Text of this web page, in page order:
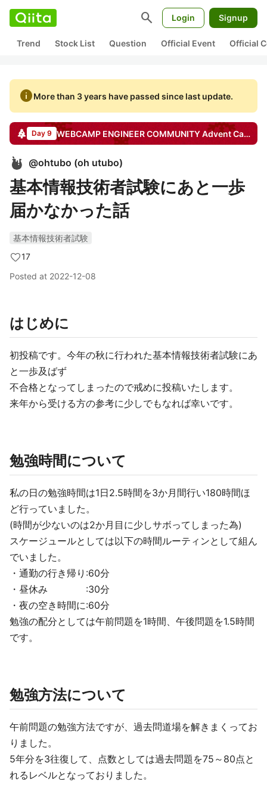
search Login Signup
Trend Stock List Question Official Event Official
infoMore than 3 years have passed since last update.
Day 9 WEBCAMP ENGINEER COMMUNITYAdvent Calendar
@ohtubo (oh utubo)
基本情報技術者試験にあと一歩
届かなかった話
基本情報技術者試験
17
Posted at 2022-12-08
はじめに
初投稿です。今年の秋に行われた基本情報技術者試験にあ
と一歩及ばず
不合格となってしまったので戒めに投稿いたします。
来年から受ける方の参考に少しでもなれば幸いです。
勉強時間について
私の日の勉強時間は1日2.5時間を3か月間行い180時間ほ
ど行っていました。
(時間が少ないのは2か月目に少しサボってしまった為)
スケージュールとしては以下の時間ルーティンとして組ん
でいました。
・通勤の行き帰り:60分
・昼休み :30分
・夜の空き時間に:60分
勉強の配分としては午前問題を1時間、午後問題を1.5時間
です。
勉強方法について
午前問題の勉強方法ですが、過去問道場を解きまくってお
りました。
5年分を3往復して、点数としては過去問題を75～80点と
れるレベルとなっておりました。